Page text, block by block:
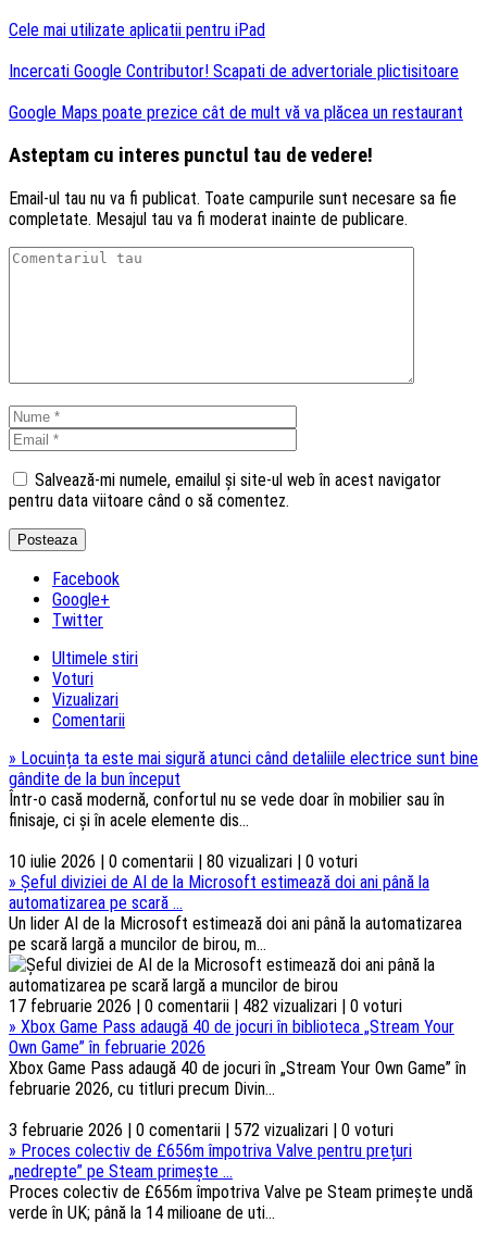
Cele mai utilizate aplicatii pentru iPad
Incercati Google Contributor! Scapati de advertoriale plictisitoare
Google Maps poate prezice cât de mult vă va plăcea un restaurant
Asteptam cu interes punctul tau de vedere!
Email-ul tau nu va fi publicat. Toate campurile sunt necesare sa fie
completate. Mesajul tau va fi moderat inainte de publicare.
Salvează-mi numele, emailul și site-ul web în acest navigator
pentru data viitoare când o să comentez.
Facebook
Google+
Twitter
Ultimele stiri
Voturi
Vizualizari
Comentarii
» Locuința ta este mai sigură atunci când detaliile electrice sunt bine
gândite de la bun început
Într-o casă modernă, confortul nu se vede doar în mobilier sau în
finisaje, ci și în acele elemente dis...
10 iulie 2026 | 0 comentarii | 80 vizualizari | 0 voturi
» Șeful diviziei de AI de la Microsoft estimează doi ani până la
automatizarea pe scară ...
Un lider AI de la Microsoft estimează doi ani până la automatizarea
pe scară largă a muncilor de birou, m...
17 februarie 2026 | 0 comentarii | 482 vizualizari | 0 voturi
» Xbox Game Pass adaugă 40 de jocuri în biblioteca „Stream Your
Own Game” în februarie 2026
Xbox Game Pass adaugă 40 de jocuri în „Stream Your Own Game” în
februarie 2026, cu titluri precum Divin...
3 februarie 2026 | 0 comentarii | 572 vizualizari | 0 voturi
» Proces colectiv de £656m împotriva Valve pentru prețuri
„nedrepte” pe Steam primește ...
Proces colectiv de £656m împotriva Valve pe Steam primește undă
verde în UK; până la 14 milioane de uti...